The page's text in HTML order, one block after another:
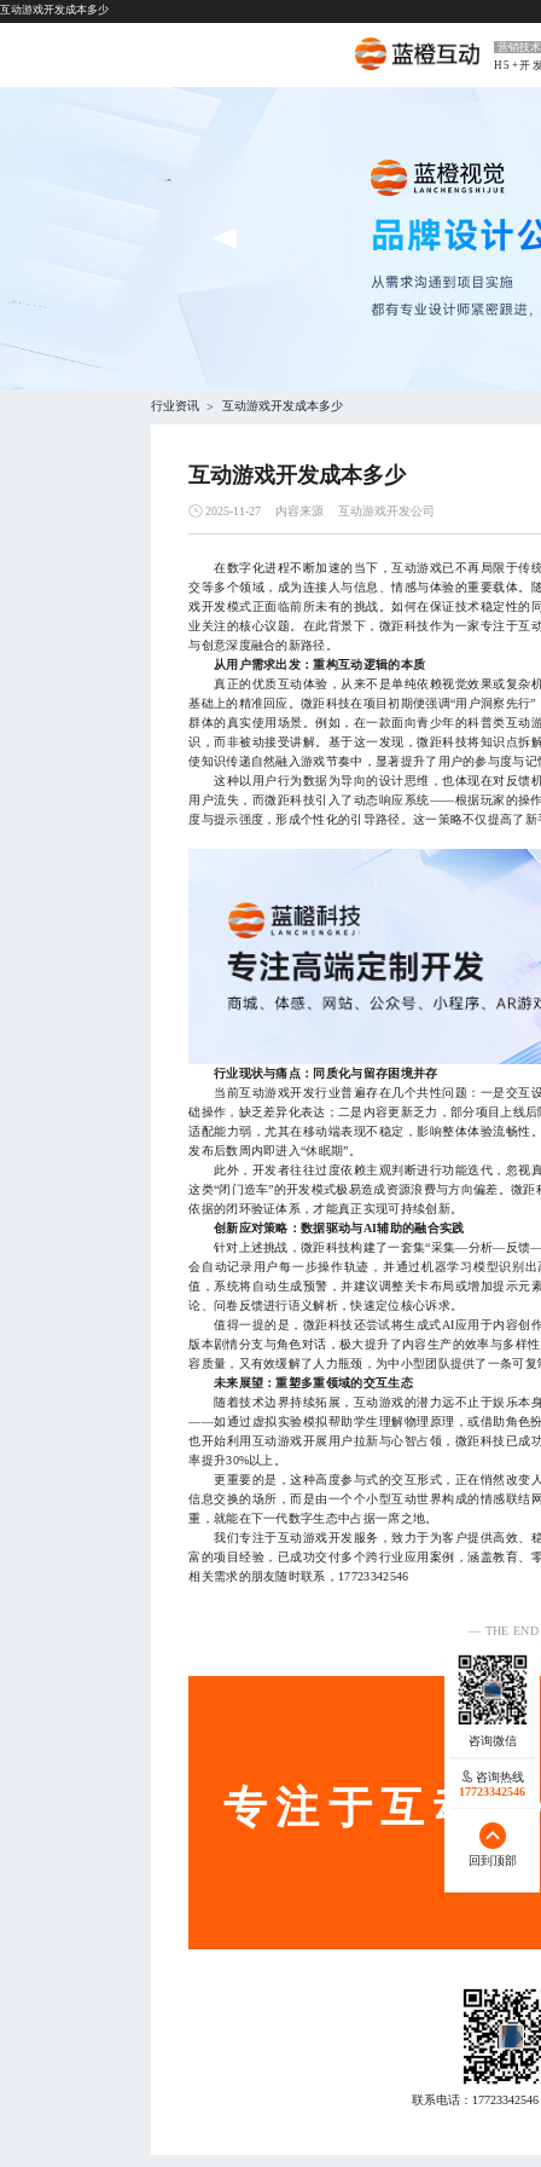
互动游戏开发成本多少
营销技
H5+开
行业资讯 > 互动游戏开发成本多少
互动游戏开发成本多少
2025-11-27 内容来源 互动游戏开发公司
在数字化进程不断加速的当下，互动游戏已不再局限于传
交等多个领域，成为连接人与信息、情感与体验的重要载体。
戏开发模式正面临前所未有的挑战。如何在保证技术稳定性的
业关注的核心议题。在此背景下，微距科技作为一家专注于互
与创意深度融合的新路径。
从用户需求出发：重构互动逻辑的本质
真正的优质互动体验，从来不是单纯依赖视觉效果或复杂
基础上的精准回应。微距科技在项目初期便强调“用户洞察先行
群体的真实使用场景。例如，在一款面向青少年的科普类互动
识，而非被动接受讲解。基于这一发现，微距科技将知识点拆
使知识传递自然融入游戏节奏中，显著提升了用户的参与度与记
这种以用户行为数据为导向的设计思维，也体现在对反馈
用户流失，而微距科技引入了动态响应系统——根据玩家的操
度与提示强度，形成个性化的引导路径。这一策略不仅提高了
行业现状与痛点：同质化与留存困境并存
当前互动游戏开发行业普遍存在几个共性问题：一是交互
础操作，缺乏差异化表达；二是内容更新乏力，部分项目上线
适配能力弱，尤其在移动端表现不稳定，影响整体体验流畅性
发布后数周内即进入“休眠期”。
此外，开发者往往过度依赖主观判断进行功能迭代，忽视
这类“闭门造车”的开发模式极易造成资源浪费与方向偏差。微
依据的闭环验证体系，才能真正实现可持续创新。
创新应对策略：数据驱动与AI辅助的融合实践
针对上述挑战，微距科技构建了一套集“采集—分析—反馈—
会自动记录用户每一步操作轨迹，并通过机器学习模型识别
值，系统将自动生成预警，并建议调整关卡布局或增加提示元
论、问卷反馈进行语义解析，快速定位核心诉求。
值得一提的是，微距科技还尝试将生成式AI应用于内容创
版本剧情分支与角色对话，极大提升了内容生产的效率与多样
容质量，又有效缓解了人力瓶颈，为中小型团队提供了一条可
未来展望：重塑多重领域的交互生态
随着技术边界持续拓展，互动游戏的潜力远不止于娱乐本
——如通过虚拟实验模拟帮助学生理解物理原理，或借助角色
也开始利用互动游戏开展用户拉新与心智占领，微距科技已成
率提升30%以上。
更重要的是，这种高度参与式的交互形式，正在悄然改变
信息交换的场所，而是由一个个小型互动世界构成的情感联结
重，就能在下一代数字生态中占据一席之地。
我们专注于互动游戏开发服务，致力于为客户提供高效、
富的项目经验，已成功交付多个跨行业应用案例，涵盖教育、
相关需求的朋友随时联系，17723342546
— THE
服务
专注于互动
联系电话： 17723342546
咨询热线
17723342546
回到顶部